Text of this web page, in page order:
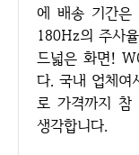
에 배송 기간은
180Hz의 주사
드넓은 화면!
다. 국내 업체여
로 가격까지 참
생각합니다.